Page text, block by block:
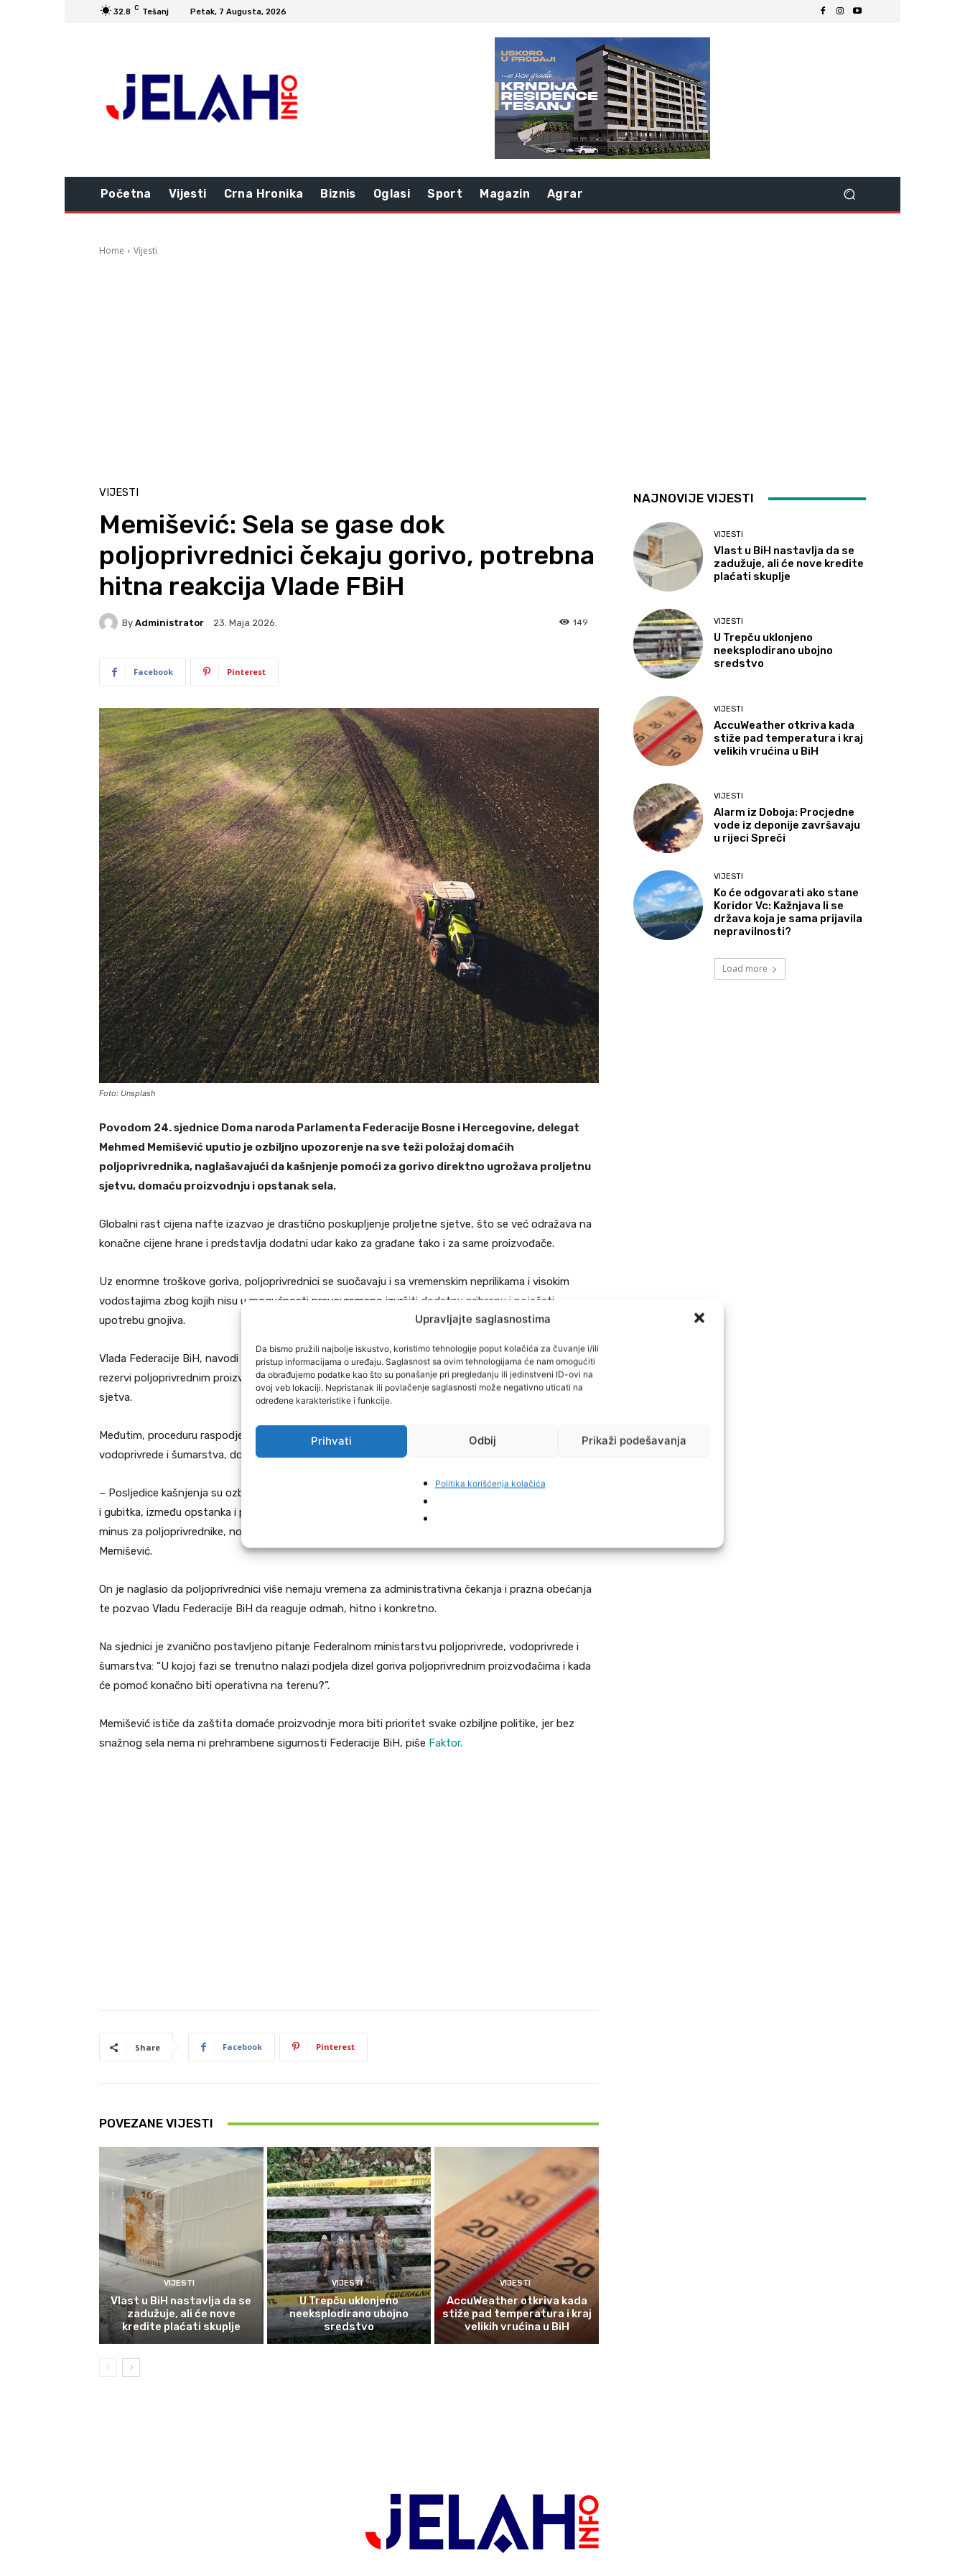
Upravljajte saglasnostima
Da bismo pružili najbolje iskustvo, koristimo tehnologije poput kolačića za čuvanje i/ili
pristup informacijama o uređaju. Saglasnost sa ovim tehnologijama će nam omogućiti
da obrađujemo podatke kao što su ponašanje pri pregledanju ili jedinstveni ID-ovi na
ovoj veb lokaciji. Nepristanak ili povlačenje saglasnosti može negativno uticati na
određene karakteristike i funkcije.
Prihvati Odbij Prikaži podešavanja
Politika korišćenja kolačića
32.8 C Tešanj Petak, 7 Augusta, 2026
Početna Vijesti Crna Hronika Biznis Oglasi Sport Magazin Agrar
Home Vijesti
VIJESTI
Memišević: Sela se gase dok
poljoprivrednici čekaju gorivo, potrebna
hitna reakcija Vlade FBiH
By Administrator 23. Maja 2026. 149
Facebook Pinterest
Foto: Unsplash
Povodom 24. sjednice Doma naroda Parlamenta Federacije Bosne i Hercegovine, delegat
Mehmed Memišević uputio je ozbiljno upozorenje na sve teži položaj domaćih
poljoprivrednika, naglašavajući da kašnjenje pomoći za gorivo direktno ugrožava proljetnu
sjetvu, domaću proizvodnju i opstanak sela.
Globalni rast cijena nafte izazvao je drastično poskupljenje proljetne sjetve, što se već odražava na
konačne cijene hrane i predstavlja dodatni udar kako za građane tako i za same proizvođače.
Uz enormne troškove goriva, poljoprivrednici se suočavaju i sa vremenskim neprilikama i visokim
vodostajima zbog kojih nisu u mogućnosti pravovremeno izvršiti dodatnu prihranu i pojačati
upotrebu gnojiva.
Vlada Federacije BiH, navodi Memišević, ranije je donijela odluku o ustupanju dizel goriva iz robnih
rezervi poljoprivrednim proizvođačima kako bi se ublažile posljedice rasta cijena i olakšala proljetna
sjetva.
Međutim, proceduru raspodjele goriva još uvijek treba definirati Federalno ministarstvo poljoprivrede,
vodoprivrede i šumarstva, dok poljoprivrednici svakodnevno trpe ogromne gubitke.
– Posljedice kašnjenja su ozbiljne. Pomoć za gorivo danas znači razliku između pozitivnog poslovanja
i gubitka, između opstanka i propasti domaćih proizvođača. Svako dodatno odugovlačenje znači novi
minus za poljoprivrednike, novu neizvjesnost u proizvodnji i dodatno gašenje sela – poručio je
Memišević.
On je naglasio da poljoprivrednici više nemaju vremena za administrativna čekanja i prazna obećanja
te pozvao Vladu Federacije BiH da reaguje odmah, hitno i konkretno.
Na sjednici je zvanično postavljeno pitanje Federalnom ministarstvu poljoprivrede, vodoprivrede i
šumarstva: “U kojoj fazi se trenutno nalazi podjela dizel goriva poljoprivrednim proizvođačima i kada
će pomoć konačno biti operativna na terenu?”.
Memišević ističe da zaštita domaće proizvodnje mora biti prioritet svake ozbiljne politike, jer bez
snažnog sela nema ni prehrambene sigurnosti Federacije BiH, piše Faktor.
Share Facebook Pinterest
POVEZANE VIJESTI
VIJESTI
Vlast u BiH nastavlja da se
zadužuje, ali će nove
kredite plaćati skuplje
VIJESTI
U Trepču uklonjeno
neeksplodirano ubojno
sredstvo
VIJESTI
AccuWeather otkriva kada
stiže pad temperatura i kraj
velikih vrućina u BiH
NAJNOVIJE VIJESTI
VIJESTI
Vlast u BiH nastavlja da se
zadužuje, ali će nove kredite
plaćati skuplje
VIJESTI
U Trepču uklonjeno
neeksplodirano ubojno
sredstvo
VIJESTI
AccuWeather otkriva kada
stiže pad temperatura i kraj
velikih vrućina u BiH
VIJESTI
Alarm iz Doboja: Procjedne
vode iz deponije završavaju
u rijeci Spreči
VIJESTI
Ko će odgovarati ako stane
Koridor Vc: Kažnjava li se
država koja je sama prijavila
nepravilnosti?
Load more